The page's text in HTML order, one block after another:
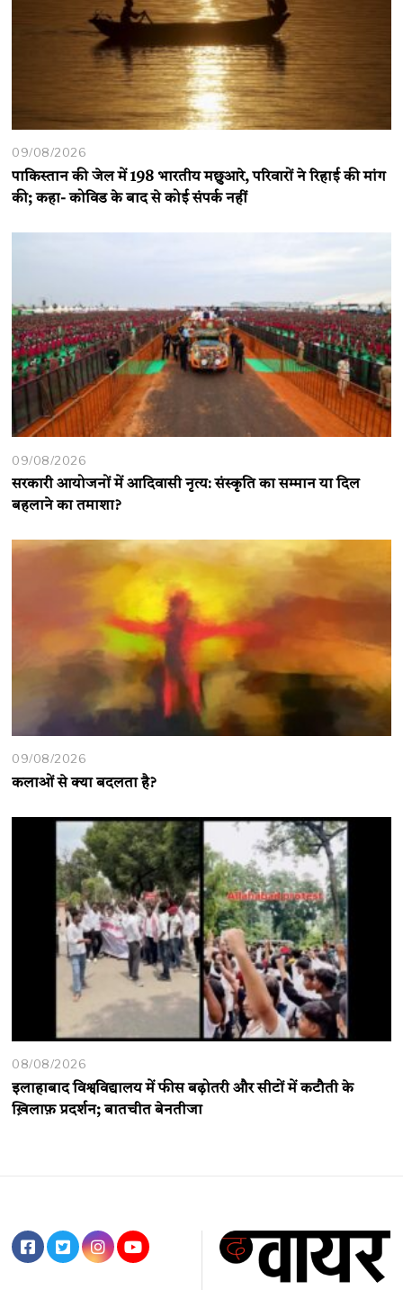
09/08/2026
पाकिस्तान की जेल में 198 भारतीय मछुआरे, परिवारों ने रिहाई की मांग
की; कहा- कोविड के बाद से कोई संपर्क नहीं
09/08/2026
सरकारी आयोजनों में आदिवासी नृत्य: संस्कृति का सम्मान या दिल
बहलाने का तमाशा?
09/08/2026
कलाओं से क्या बदलता है?
08/08/2026
इलाहाबाद विश्वविद्यालय में फीस बढ़ोतरी और सीटों में कटौती के
ख़िलाफ़ प्रदर्शन; बातचीत बेनतीजा